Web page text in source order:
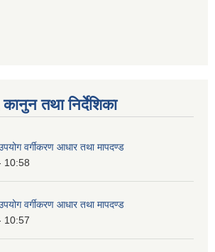
तथा निर्देशिका
वर्गीकरण आधार तथा मापदण्ड
10:58
वर्गीकरण आधार तथा मापदण्ड
10:57